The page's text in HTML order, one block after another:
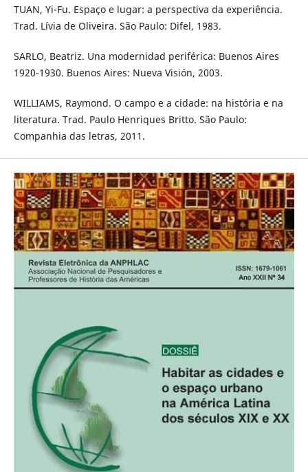
TUAN, Yi-Fu. Espaço e lugar: a perspectiva da experiência.
Trad. Lívia de Oliveira. São Paulo: Difel, 1983.
SARLO, Beatriz. Una modernidad periférica: Buenos Aires
1920-1930. Buenos Aires: Nueva Visión, 2003.
WILLIAMS, Raymond. O campo e a cidade: na história e na
literatura. Trad. Paulo Henriques Britto. São Paulo:
Companhia das letras, 2011.